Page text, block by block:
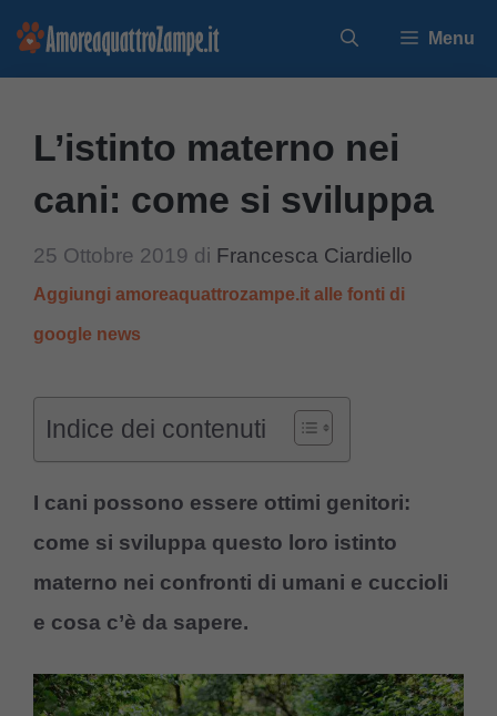
Vai
Menu
L’istinto materno nei
cani: come si sviluppa
25 Ottobre 2019 di Francesca Ciardiello
Aggiungi amoreaquattrozampe.it alle fonti di
google news
Indice dei contenuti
I cani possono essere ottimi genitori:
come si sviluppa questo loro istinto
materno nei confronti di umani e cuccioli
e cosa c’è da sapere.